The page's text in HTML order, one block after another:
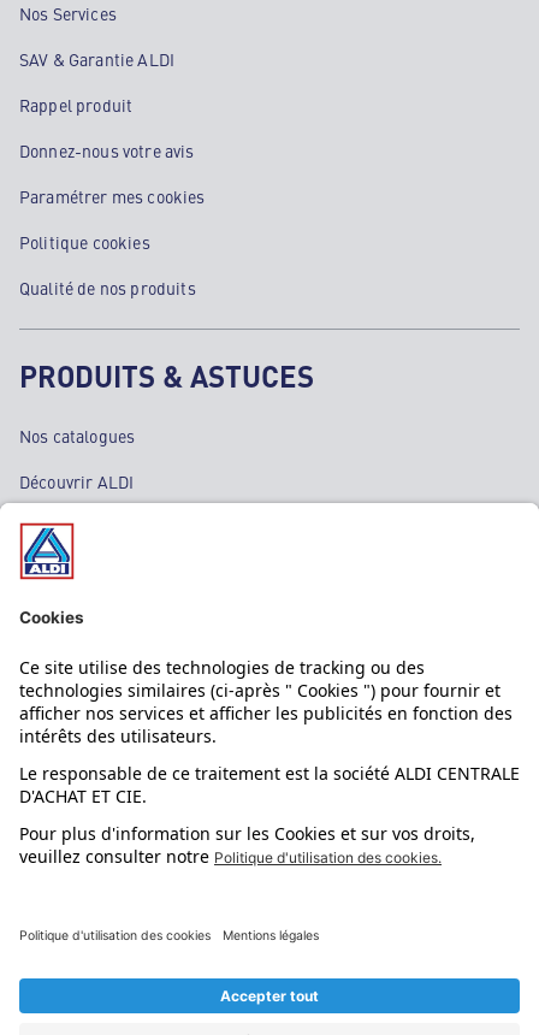
Nos Services
SAV & Garantie ALDI
Rappel produit
Donnez-nous votre avis
Paramétrer mes cookies
Politique cookies
Qualité de nos produits
PRODUITS & ASTUCES
Nos catalogues
Découvrir ALDI
Nos bons plans
Nos rayons
Nos marques
Nos astuces
Évènements
L'application mobile